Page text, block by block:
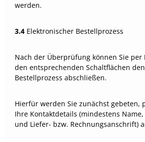
werden.
3.4 Elektronischer Bestellprozess
Nach der Überprüfung können Sie
den entsprechenden Schaltflächen
Bestellprozess abschließen.
Hierfür werden Sie zunächst gebeten,
Ihre Kontaktdetails (mindestens
und Liefer- bzw. Rechnungsanschrift)